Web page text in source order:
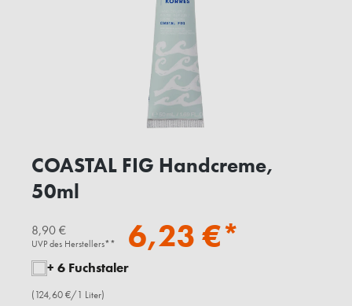
COASTAL FIG Handcreme,
50ml
8,90 €
UVP des Herstellers** 6,23 €*
+ 6 Fuchstaler
(124,60 €/1 Liter)